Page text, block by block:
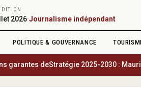
2026·Journalisme indépendant
POLITIQUE & GOUVERNANCE
deStratégie 2025-2030 : Maurice